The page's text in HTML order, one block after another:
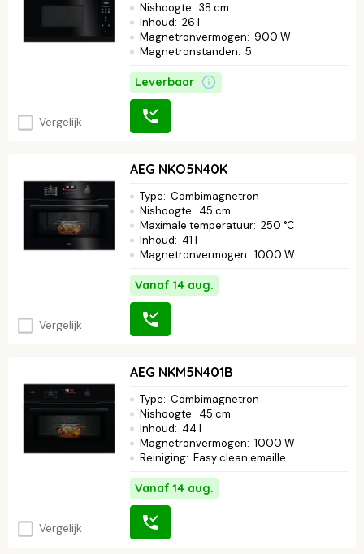
Vergelijk
Nishoogte: 38 cm
Inhoud: 26 l
Magnetronvermogen: 900 W
Magnetronstanden: 5
Leverbaar
Vergelijk
AEG NKO5N40K
Type: Combimagnetron
Nishoogte: 45 cm
Maximale temperatuur: 250 °C
Inhoud: 41 l
Magnetronvermogen: 1000 W
Vanaf 14 aug.
Vergelijk
AEG NKM5N401B
Type: Combimagnetron
Nishoogte: 45 cm
Inhoud: 44 l
Magnetronvermogen: 1000 W
Reiniging: Easy clean emaille
Vanaf 14 aug.